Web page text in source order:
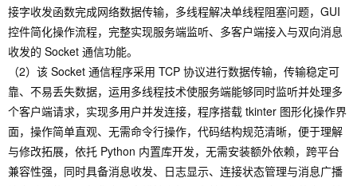
接字收发函数完成网络数据传输，多线程解决单线程阻塞问题，GUI
控件简化操作流程，完整实现服务端监听、多客户端接入与双向消息
收发的 Socket 通信功能。
（2）该 Socket 通信程序采用 TCP 协议进行数据传输，传输稳定可
靠、不易丢失数据，运用多线程技术使服务端能够同时监听并处理多
个客户端请求，实现多用户并发连接，程序搭载 tkinter 图形化操作界
面，操作简单直观、无需命令行操作，代码结构规范清晰，便于理解
与修改拓展，依托 Python 内置库开发，无需安装额外依赖，跨平台
兼容性强，同时具备消息收发、日志显示、连接状态管理与消息广播